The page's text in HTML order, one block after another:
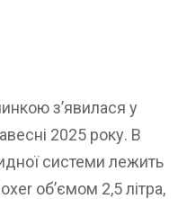
з’явилася у
2025 року. В
системи лежить
об’ємом 2,5 літра,